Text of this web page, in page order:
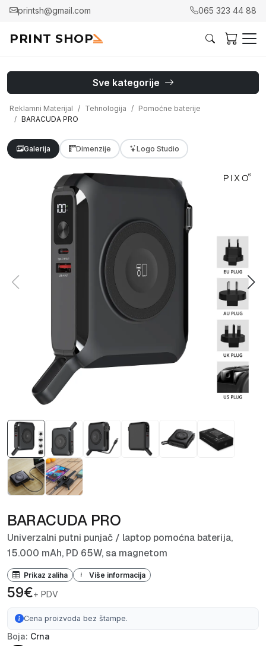
printsh@gmail.com 065 323 44 88
PRINT SHOP
Sve kategorije
Reklamni Materijal Tehnologija
Pomoćne baterije
BARACUDA PRO
Galerija Dimenzije Logo Studio
BARACUDA PRO
Univerzalni putni punjač / laptop pomoćna baterija,
15.000 mAh, PD 65W, sa magnetom
Prikaz zaliha Više informacija
59€+ PDV
Cena proizvoda bez štampe.
Boja: Crna